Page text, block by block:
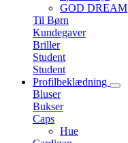
GOD DREAM
Til Børn
Kundegaver
Briller
Student
Student
Profilbeklædning
Bluser
Bukser
Caps
Hue